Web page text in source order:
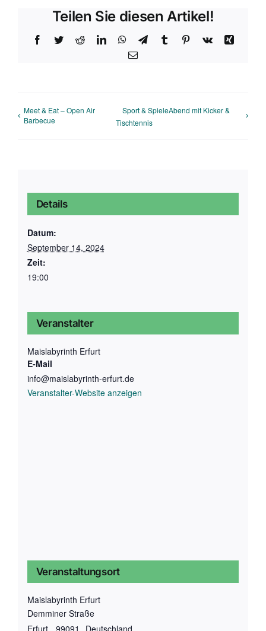
Teilen Sie diesen Artikel!
Facebook
TwitterRedditLinkedInWhatsApp
TelegramTumblrPinterest
Vk
Xing
E-
Meet & Eat – Open Air
Barbecue
Sport & SpieleAbend mit Kicker &
Tischtennis
Details
Datum:
September 14, 2024
Zeit:
19:00
Veranstalter
Maislabyrinth Erfurt
E-Mail
info@maislabyrinth-erfurt.de
Veranstalter-Website anzeigen
Veranstaltungsort
Maislabyrinth Erfurt
Demminer Straße